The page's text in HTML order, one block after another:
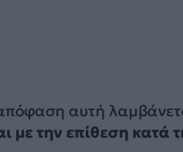
απόφαση αυτή
με την επίθεση κατά